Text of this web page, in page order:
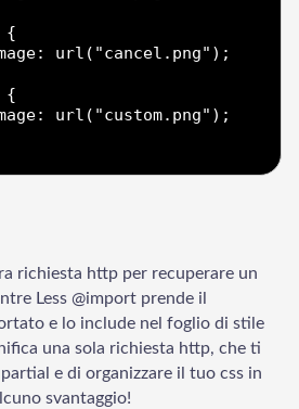
{
{
richiesta http per recuperare un
Less @import prende il
e lo include nel foglio di stile
una sola richiesta http, che ti
e di organizzare il tuo css in
svantaggio!